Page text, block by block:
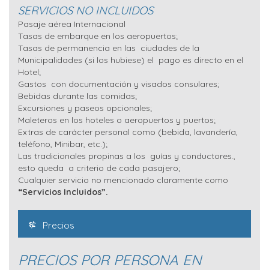
SERVICIOS NO INCLUIDOS
Pasaje aérea Internacional
Tasas de embarque en los aeropuertos;
Tasas de permanencia en las ciudades de la
Municipalidades (si los hubiese) el pago es directo en el
Hotel;
Gastos con documentación y visados consulares;
Bebidas durante las comidas;
Excursiones y paseos opcionales;
Maleteros en los hoteles o aeropuertos y puertos;
Extras de carácter personal como (bebida, lavandería,
teléfono, Minibar, etc.);
Las tradicionales propinas a los guías y conductores.,
esto queda a criterio de cada pasajero;
Cualquier servicio no mencionado claramente como
“Servicios Incluidos”.
Precios
PRECIOS POR PERSONA EN